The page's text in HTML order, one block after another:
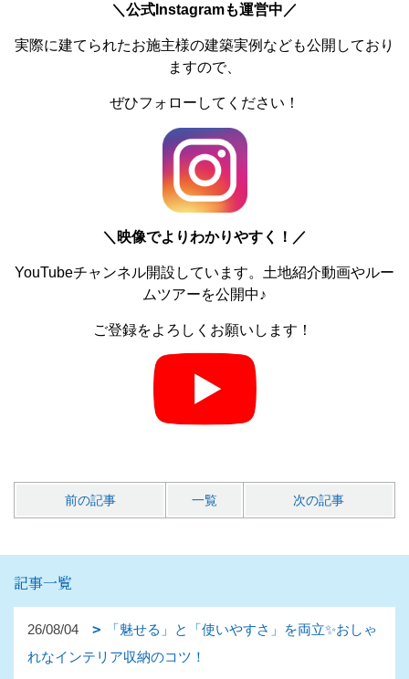
＼公式Instagramも運営中／
実際に建てられたお施主様の建築実例なども公開しており
ますので、
ぜひフォローしてください！
＼ 映像でよりわかりやすく！／
YouTubeチャンネル開設しています。土地紹介動画やルー
ムツアーを公開中♪
ご登録をよろしくお願いします！
前の記事 一覧 次の記事
記事一覧
26/08/04
「魅せる」と「使いやすさ」を両立✨おしゃ
れなインテリア収納のコツ！